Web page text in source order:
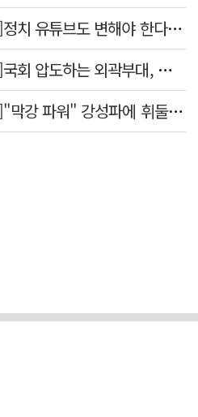
[정치 외곽부대 전성시대]정치 유튜브도 변해야 한다 "화합과 존중"
[정치 외곽부대 전성시대]국회 압도하는 외곽부대, 목소리 왜 커지나?
[정치 외곽부대 전성시대]"막강 파워" 강성파에 휘둘리는 여야 …"이슈 메이킹" 커지는 변방의 북소리